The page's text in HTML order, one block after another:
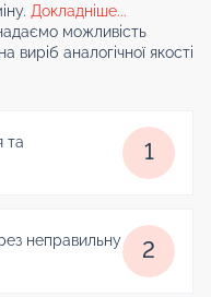
Докладніше...
можливість
аналогічної якості
та
1
неправильну
2